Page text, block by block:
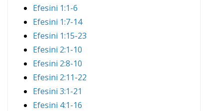
Efesini 1:1-6
Efesini 1:7-14
Efesini 1:15-23
Efesini 2:1-10
Efesini 2:8-10
Efesini 2:11-22
Efesini 3:1-21
Efesini 4:1-16